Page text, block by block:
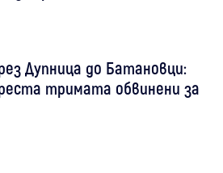
Дупница до Батановци:
тримата обвинени за